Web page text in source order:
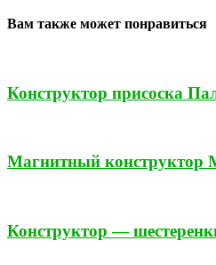
Вам также может понравиться
Конструктор присоска
Магнитный конструктор
Конструктор —